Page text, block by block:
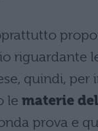
riguardante
quindi,
le materie
prova e